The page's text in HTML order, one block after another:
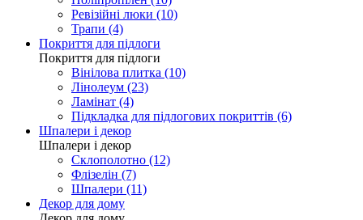
Ревізійні люки (10)
Трапи (4)
Покриття для підлоги
Покриття для підлоги
Вінілова плитка (10)
Лінолеум (23)
Ламінат (4)
Підкладка для підлогових покриттів (6)
Шпалери і декор
Шпалери і декор
Склополотно (12)
Флізелін (7)
Шпалери (11)
Декор для дому